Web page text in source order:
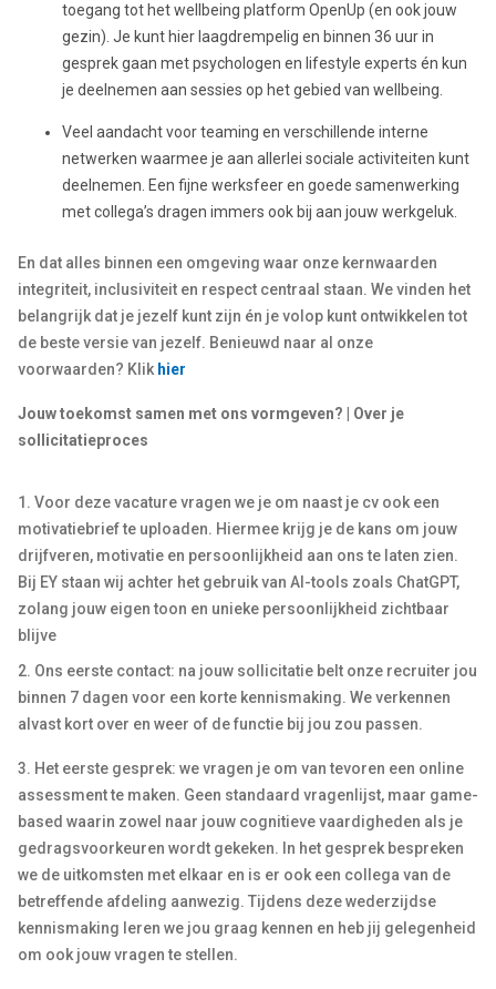
toegang tot het wellbeing platform OpenUp (en ook jouw
gezin). Je kunt hier laagdrempelig en binnen 36 uur in
gesprek gaan met psychologen en lifestyle experts én kun
je deelnemen aan sessies op het gebied van wellbeing.
Veel aandacht voor teaming en verschillende interne
netwerken waarmee je aan allerlei sociale activiteiten kunt
deelnemen. Een fijne werksfeer en goede samenwerking
met collega’s dragen immers ook bij aan jouw werkgeluk.
En dat alles binnen een omgeving waar onze kernwaarden
integriteit, inclusiviteit en respect centraal staan. We vinden het
belangrijk dat je jezelf kunt zijn én je volop kunt ontwikkelen tot
de beste versie van jezelf. Benieuwd naar al onze
voorwaarden? Klik hier
Jouw toekomst samen met ons vormgeven? | Over je
sollicitatieproces
1. Voor deze vacature vragen we je om naast je cv ook een
motivatiebrief te uploaden. Hiermee krijg je de kans om jouw
drijfveren, motivatie en persoonlijkheid aan ons te laten zien.
Bij EY staan wij achter het gebruik van AI-tools zoals ChatGPT,
zolang jouw eigen toon en unieke persoonlijkheid zichtbaar
blijve
2. Ons eerste contact: na jouw sollicitatie belt onze recruiter jou
binnen 7 dagen voor een korte kennismaking. We verkennen
alvast kort over en weer of de functie bij jou zou passen.
3. Het eerste gesprek: we vragen je om van tevoren een online
assessment te maken. Geen standaard vragenlijst, maar game-
based waarin zowel naar jouw cognitieve vaardigheden als je
gedragsvoorkeuren wordt gekeken. In het gesprek bespreken
we de uitkomsten met elkaar en is er ook een collega van de
betreffende afdeling aanwezig. Tijdens deze wederzijdse
kennismaking leren we jou graag kennen en heb jij gelegenheid
om ook jouw vragen te stellen.